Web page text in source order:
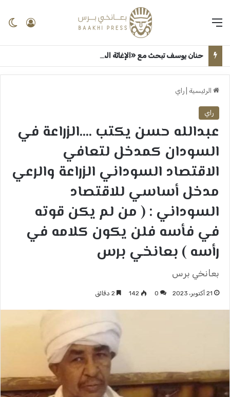
الرئيسية راي
راي
عبدالله حسن يكتب ….الزراعة في
السودان كمدخل لتعافي
الاقتصاد السوداني الزراعة والرعي
مدخل أساسي للاقتصاد
السوداني : ( من لم يكن قوته
في فأسه فلن يكون كلامه في
رأسه ) بعانخي برس
بعانخي برس
21 أكتوبر، 2023 0
142